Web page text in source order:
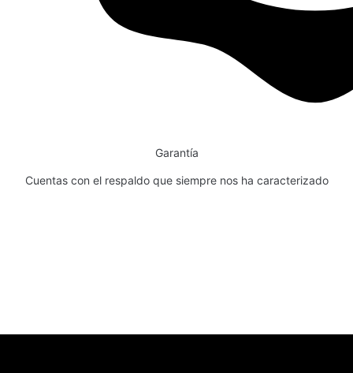
Garantía
Cuentas con el respaldo que siempre nos ha caracterizado